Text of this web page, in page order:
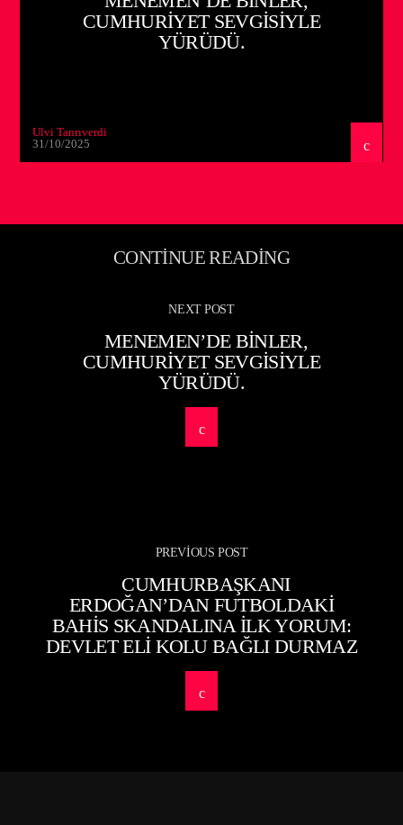
CUMHURIYET SEVGISIYLE
YÜRÜDÜ.
Ulvi Tanrıverdi
31/10/2025
CONTINUE READING
NEXT POST
MENEMEN’DE BINLER,
CUMHURIYET SEVGISIYLE
YÜRÜDÜ.
PREVIOUS POST
CUMHURBAŞKANI
ERDOĞAN’DAN FUTBOLDAKI
BAHIS SKANDALINA ILK YORUM:
DEVLET ELI KOLU BAĞLI DURMAZ